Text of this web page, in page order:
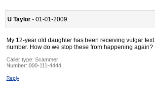
U Taylor - 01-01-2009
My 12-year old daughter has been receiving vulgar
number. How do we stop these from happening again?
Caller type: Scammer
Number: 000-111-4444
Reply